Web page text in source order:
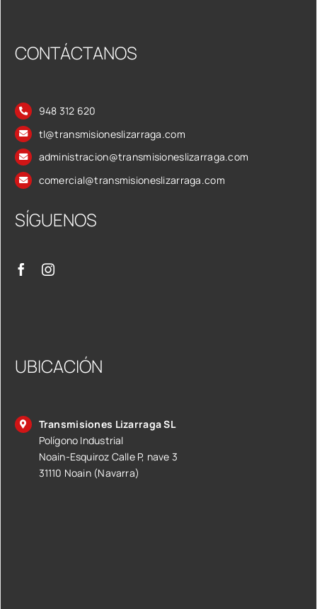
CONTÁCTANOS
948 312 620
tl@transmisioneslizarraga.com
administracion@transmisioneslizarraga.com
comercial@transmisioneslizarraga.com
SÍGUENOS
UBICACIÓN
Transmisiones Lizarraga SL
Polígono Industrial
Noain-Esquiroz Calle P, nave 3
31110 Noain (Navarra)